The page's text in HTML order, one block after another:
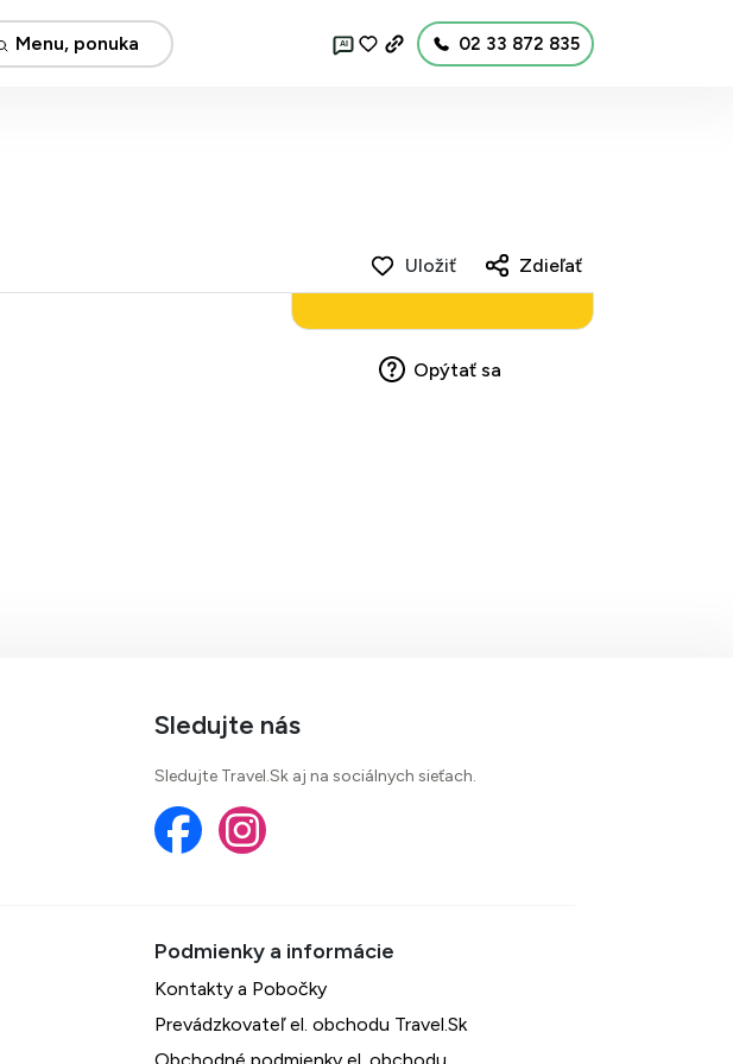
AI 02 33 872 835
Uložiť Zdieľať
Opýtať sa
Sledujte nás
Sledujte Travel.Sk aj na sociálnych sieťach.
Kontakty a Pobočky
Prevádzkovateľ el. obchodu Travel.Sk